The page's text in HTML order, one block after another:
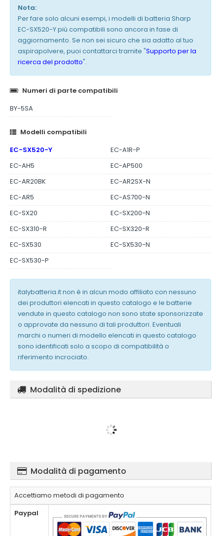
Nota:
Per fare solo alcuni esempi, i modelli di batteria Sharp
EC-SX520-Y più compatibili sono ancora in fase di
aggiornamento. Se non sei sicuro che sia adatto al tuo
aspirapolvere, puoi contattarci tramite "Supporto per la
ricerca del prodotto".
Numeri di parte compatibili
BY-5SA
Modelli compatibili
EC-SX520-Y
EC-A1R-P
EC-AH5
EC-AP500
EC-AR20BK
EC-AR2SX-N
EC-AR5
EC-AS700-N
EC-SX20
EC-SX200-N
EC-SX310-R
EC-SX320-R
EC-SX530
EC-SX530-N
EC-SX530-P
italybatteria.it non è in alcun modo affiliato con nessuno
dei produttori elencati in questo catalogo e le batterie
vendute in questo catalogo non sono state sponsorizzate
o approvate da nessuno di tali produttori. Eventuali
marchi o numeri di modello elencati in questo catalogo
sono identificati solo a scopo di compatibilità o
riferimento incrociato.
Modalità di spedizione
Modalità di pagamento
Accettiamo metodi di pagamento
Paypal